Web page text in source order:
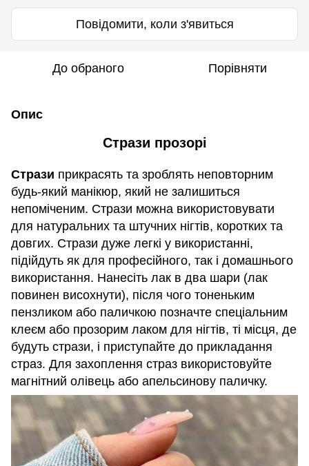
Повідомити, коли з'явиться
До обраного Порівняти
Опис
Стрази прозорі
Стрази прикрасять та зроблять неповторним
будь-який манікюр, який не залишиться
непоміченим. Стрази можна використовувати
для натуральних та штучних нігтів, коротких та
довгих. Стрази дуже легкі у використанні,
підійдуть як для професійного, так і домашнього
використання. Нанесіть лак в два шари (лак
повинен висохнути), після чого тоненьким
пензликом або паличкою позначте спеціальним
клеєм або прозорим лаком для нігтів, ті місця, де
будуть стрази, і приступайте до прикладання
страз. Для захоплення страз використовуйте
магнітний олівець або апельсинову паличку.